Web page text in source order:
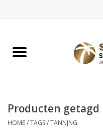
Home
Spray Tan Starterspakketten
Producten
HOME/TAGS/TANNJNG